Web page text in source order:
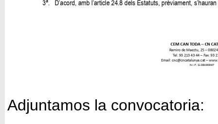
Adjuntamos la convocatoria: